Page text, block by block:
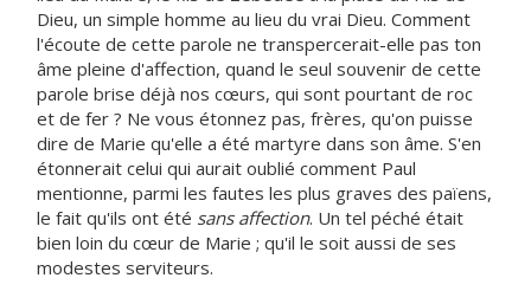
Dieu, un simple homme au lieu du vrai Dieu. Comment
l'écoute de cette parole ne transpercerait-elle pas ton
âme pleine d'affection, quand le seul souvenir de cette
parole brise déjà nos cœurs, qui sont pourtant de roc
et de fer ? Ne vous étonnez pas, frères, qu'on puisse
dire de Marie qu'elle a été martyre dans son âme. S'en
étonnerait celui qui aurait oublié comment Paul
mentionne, parmi les fautes les plus graves des païens,
le fait qu'ils ont été sans affection. Un tel péché était
bien loin du cœur de Marie ; qu'il le soit aussi de ses
modestes serviteurs.